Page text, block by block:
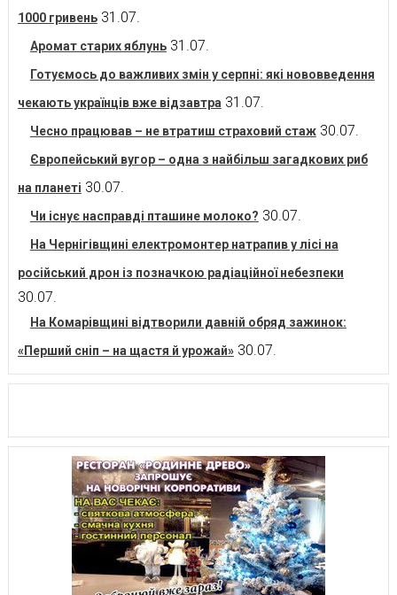
1000 гривень 31.07.
Аромат старих яблунь 31.07.
Готуємось до важливих змін у серпні: які нововведення
чекають українців вже відзавтра 31.07.
Чесно працював – не втратиш страховий стаж 30.07.
Європейський вугор – одна з найбільш загадкових риб
на планеті 30.07.
Чи існує насправді пташине молоко? 30.07.
На Чернігівщині електромонтер натрапив у лісі на
російський дрон із позначкою радіаційної небезпеки
30.07.
На Комарівщині відтворили давній обряд зажинок:
«Перший сніп – на щастя й урожай» 30.07.